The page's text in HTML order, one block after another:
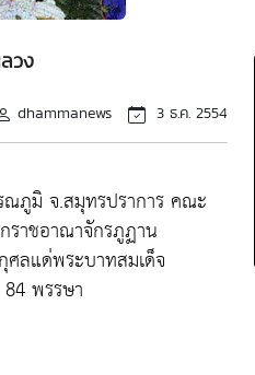
วง
dhammanews 3 ธ.ค. 2554
ณภูมิ จ.สมุทรปราการ คณะ
าชอาณาจักรภูฏาน
ศลแด่พระบาทสมเด็จ
พรรษา